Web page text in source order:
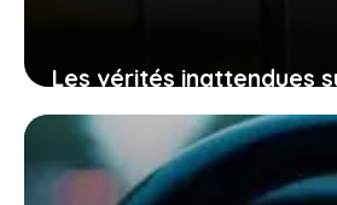
Les vérités inattendues
éliminatoire et la
permis malgré tout
11 décembre 2025